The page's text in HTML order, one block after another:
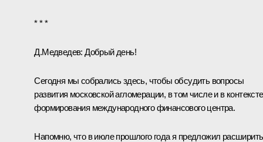
* * *
Д.Медведев: Добрый день!
Сегодня мы собрались здесь, чтобы обсудить вопросы
развития московской агломерации, в том числе и в контексте
формирования международного финансового центра.
Напомню, что в июле прошлого года я предложил расширить